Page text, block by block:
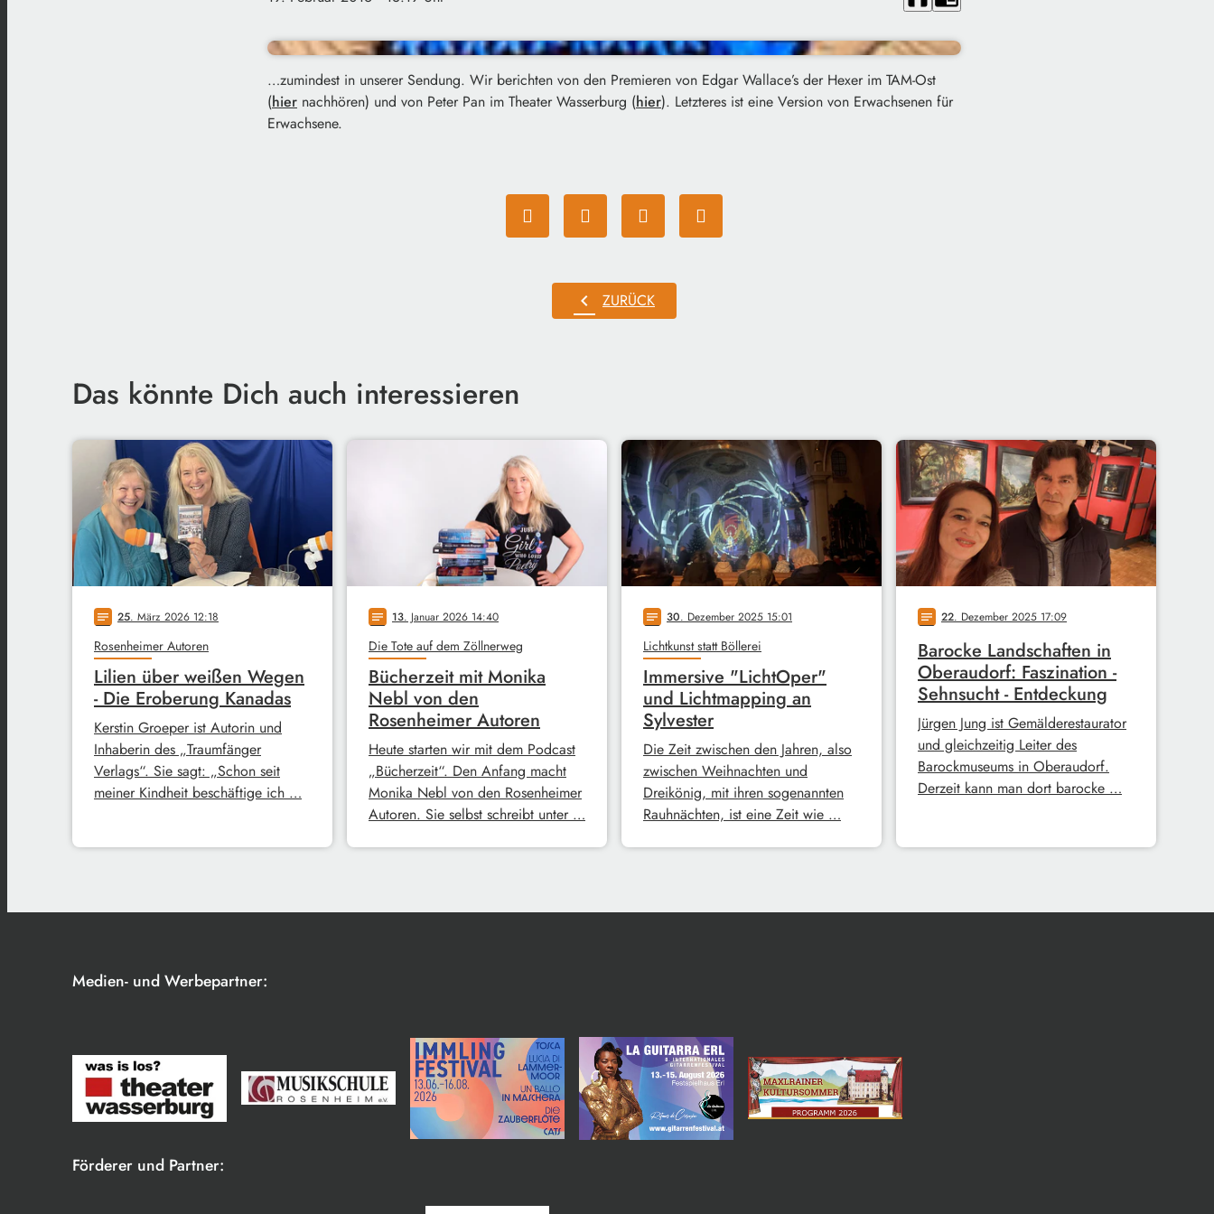
…zumindest in unserer Sendung. Wir berichten von den Premieren von Edgar Wallace’s der Hexer im TAM-Ost
(hier nachhören) und von Peter Pan im Theater Wasserburg (hier). Letzteres ist eine Version von Erwachsenen für
Erwachsene.
chevron_left ZURÜCK
Das könnte Dich auch interessieren
notes 25. März 2026 12:18
Rosenheimer Autoren
Lilien über weißen Wegen
- Die Eroberung Kanadas
Kerstin Groeper ist Autorin und
Inhaberin des „Traumfänger
Verlags“. Sie sagt: „Schon seit
meiner Kindheit beschäftige ich …
notes 13. Januar 2026 14:40
Die Tote auf dem Zöllnerweg
Bücherzeit mit Monika
Nebl von den
Rosenheimer Autoren
Heute starten wir mit dem Podcast
„Bücherzeit“. Den Anfang macht
Monika Nebl von den Rosenheimer
Autoren. Sie selbst schreibt unter …
notes 30. Dezember 2025 15:01
Lichtkunst statt Böllerei
Immersive "LichtOper"
und Lichtmapping an
Sylvester
Die Zeit zwischen den Jahren, also
zwischen Weihnachten und
Dreikönig, mit ihren sogenannten
Rauhnächten, ist eine Zeit wie …
notes 22. Dezember 2025 17:09
Barocke Landschaften in
Oberaudorf: Faszination -
Sehnsucht - Entdeckung
Jürgen Jung ist Gemälderestaurator
und gleichzeitig Leiter des
Barockmuseums in Oberaudorf.
Derzeit kann man dort barocke …
Medien- und Werbepartner:
Förderer und Partner: